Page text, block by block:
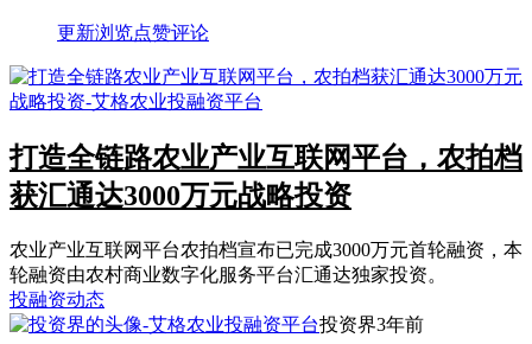
更新浏览点赞评论
打造全链路农业产业互联网平台，农拍档
获汇通达3000万元战略投资
农业产业互联网平台农拍档宣布已完成3000万元首轮融资，本
轮融资由农村商业数字化服务平台汇通达独家投资。
投融资动态
投资界3年前